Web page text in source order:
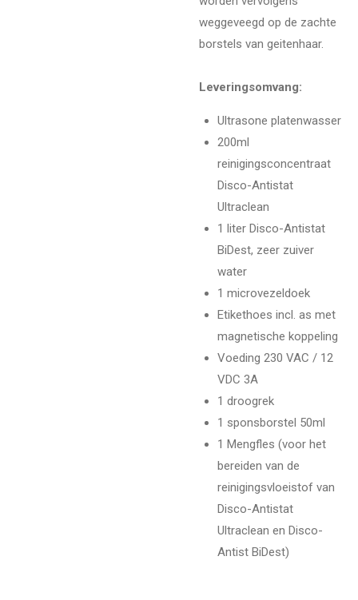
weggeveegd op de zachte
borstels van geitenhaar.
Leveringsomvang:
Ultrasone platenwasser
200ml
reinigingsconcentraat
Disco-Antistat
Ultraclean
1 liter Disco-Antistat
BiDest, zeer zuiver
water
1 microvezeldoek
Etikethoes incl. as met
magnetische koppeling
Voeding 230 VAC / 12
VDC 3A
1 droogrek
1 sponsborstel 50ml
1 Mengfles (voor het
bereiden van de
reinigingsvloeistof van
Disco-Antistat
Ultraclean en Disco-
Antist BiDest)